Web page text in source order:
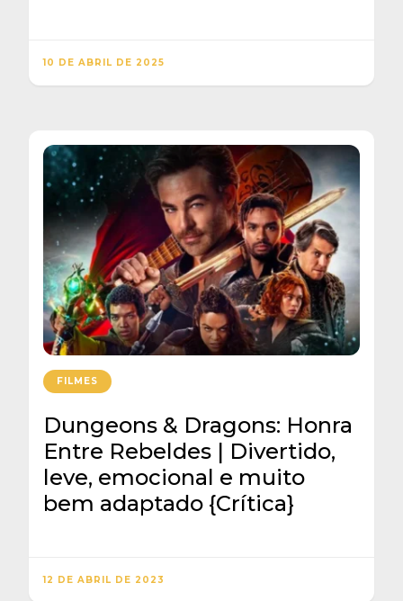
10 DE ABRIL DE 2025
FILMES
Dungeons & Dragons: Honra
Entre Rebeldes | Divertido,
leve, emocional e muito
bem adaptado {Crítica}
12 DE ABRIL DE 2023